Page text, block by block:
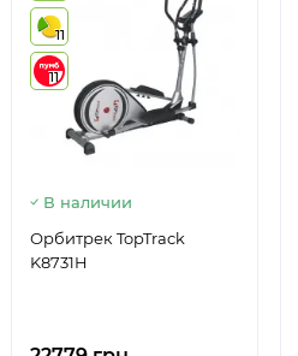
11
11
В наличии
Орбитрек TopTrack
K8731H